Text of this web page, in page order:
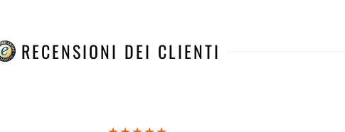
RECENSIONI DEI CLIENTI